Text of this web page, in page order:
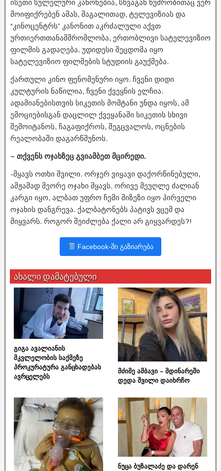
ისეთი სულელური კანონებია, სხვაგან ხუმრობითაც ვერ
მოიფიქრებენ ამას, მაგალითად, ტელევიზიას და
“კინოცენტრს” კანონით აკრძალული აქვთ
ურთიერთთანამშრომლობა, ერთობლივი სატელევიზიო
ფილმის გადაღება. უდიდესი შეცდომა იყო
სატელევიზიო ფილმების სტუდიის გაუქმება.
ქართული კინო ფენომენური იყო. ჩვენი დიდი
კულტურის ნაწილია, ჩვენი ქვეყნის ელჩია.
ადამიანებისთვის სიკეთის მომტანი უნდა იყოს, ამ
ემოციებისგან დაცლილ ქვეყანაში სიკეთის სხივი
შემოიტანოს, ჩაგაფიქროს, შეგცვალოს, ოცნების
რეალობაში დაგარწმუნოს.
– თქვენს ოჯახზეც გვიამბეთ მცირედი.
-მყავს ოთხი შვილი. ორჯერ ვიყავი დაქორწინებული,
ამჟამად მეორე ოჯახი მყავს. ორივე მეუღლე ძალიან
კარგი იყო, ალბათ უფრო ჩემი მიზეზი იყო პირველი
ოჯახის დანგრევა. ქალბატონებს პატივს ვცემ და
მიყვარს. როგორ შეიძლება ქალი არ გიყვარდეს?!
Facebook-ში გაზიარება
ახალი დამატებული
გიგა ავალიანის
მკვლელობის საქმეზე
პროკურატურა განცხადებას
ავრცელებს
მძიმე ამბავი – მდინარეში
დედა შვილი დაიხრჩო
ნუცა ბუზალაძე და დარენ